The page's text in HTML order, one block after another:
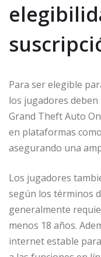
Para ser elegible
los jugadores
Grand Theft Auto
en plataformas
asegurando una
Los jugadores
según los términos
generalmente
menos 18 años.
internet estable